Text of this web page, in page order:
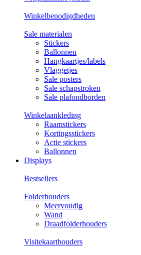
Winkelbenodigdheden
Sale materialen
Stickers
Ballonnen
Hangkaartjes/labels
Vlaggetjes
Sale posters
Sale schapstroken
Sale plafondborden
Winkelaankleding
Raamstickers
Kortingsstickers
Actie stickers
Ballonnen
Displays
Bestsellers
Folderhouders
Meervoudig
Wand
Draadfolderhouders
Visitekaarthouders